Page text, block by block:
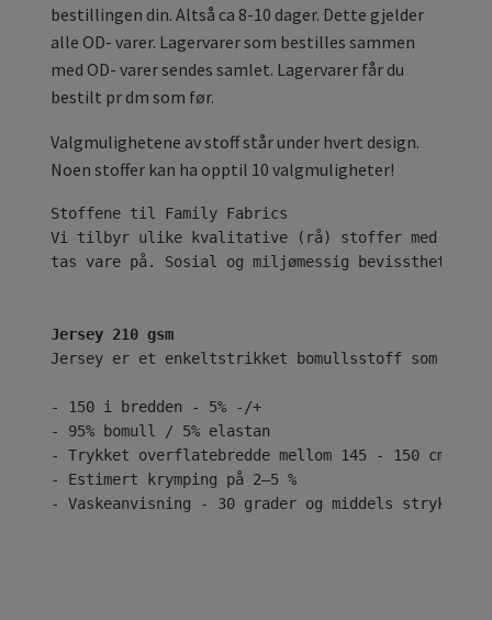
bestillingen din. Altså ca 8-10 dager. Dette gjelder
alle OD- varer. Lagervarer som bestilles sammen
med OD- varer sendes samlet. Lagervarer får du
bestilt pr dm som før.
Valgmulighetene av stoff står under hvert design.
Noen stoffer kan ha opptil 10 valgmuligheter!
Vi tilbyr ulike kvalitative (rå) stoffer med
tas vare på. Sosial og miljømessig bevissthet
Jersey 210 gsm
Jersey er et enkeltstrikket bomullsstoff som er
- 150 i bredden - 5% -/+
- 95% bomull / 5% elastan
- Trykket overflatebredde mellom 145 - 150 cm
- Estimert krymping på 2–5 %
- Vaskeanvisning - 30 grader og middels stryk